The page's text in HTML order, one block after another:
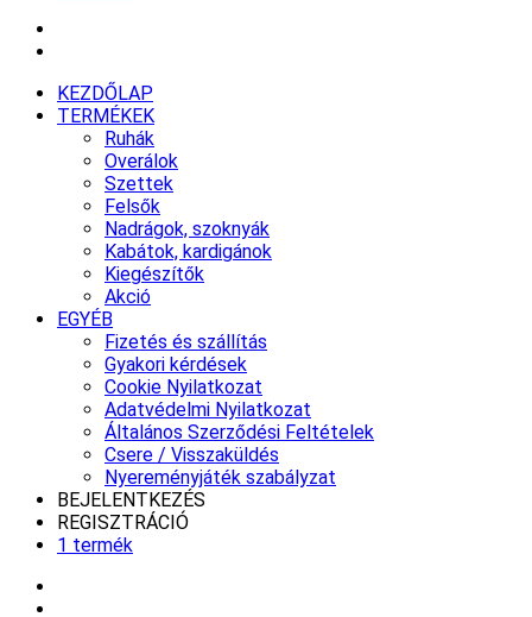
KEZDŐLAP
TERMÉKEK
Ruhák
Overálok
Szettek
Felsők
Nadrágok, szoknyák
Kabátok, kardigánok
Kiegészítők
Akció
EGYÉB
Fizetés és szállítás
Gyakori kérdések
Cookie Nyilatkozat
Adatvédelmi Nyilatkozat
Általános Szerződési Feltételek
Csere / Visszaküldés
Nyereményjáték szabályzat
BEJELENTKEZÉS
REGISZTRÁCIÓ
1 termék